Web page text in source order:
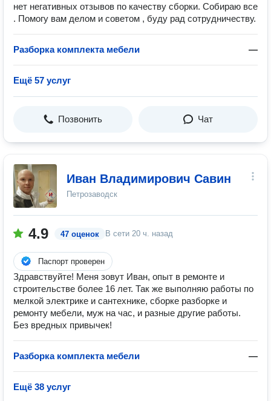
нет негативных отзывов по качеству сборки. Собираю все
. Помогу вам делом и советом , буду рад сотрудничеству.
Разборка комплекта мебели —
Ещё 57 услуг
Позвонить Чат
Иван Владимирович Савин
Петрозаводск
4.9 47 оценок В сети 20 ч. назад
Паспорт проверен
Здравствуйте! Меня зовут Иван, опыт в ремонте и
строительстве более 16 лет. Так же выполняю работы по
мелкой электрике и сантехнике, сборке разборке и
ремонту мебели, муж на час, и разные другие работы.
Без вредных привычек!
Разборка комплекта мебели —
Ещё 38 услуг